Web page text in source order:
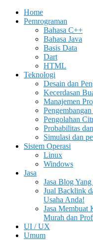
Home
Pemrograman
Bahasa C++
Bahasa Java
Basis Data
Dart
HTML
Teknologi
Desain dan
Kecerdasan
Manajemen
Pengolahan
Probabilitas
Simulasi dan
Sistem Operasi
Linux
Windows
Jasa
Jasa Blog
Jual Backlink
Usaha Anda!
Jasa
Murah dan
UI / UX
Umum